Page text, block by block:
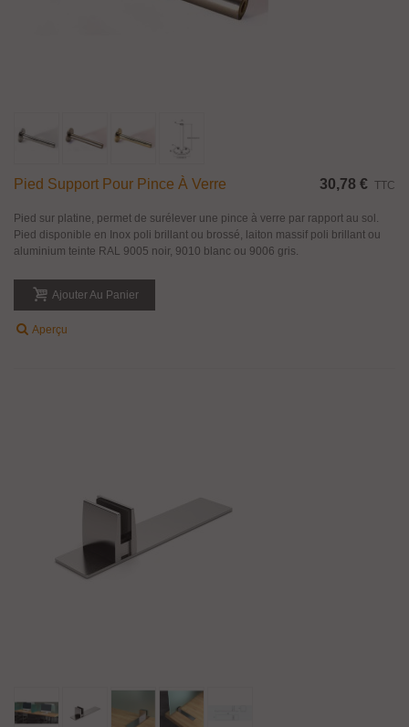
Pied Support Pour Pince À Verre 30,78 € TTC
Pied sur platine, permet de surélever une pince à verre par rapport au sol.
Pied disponible en Inox poli brillant ou brossé, laiton massif poli brillant ou
aluminium teinte RAL 9005 noir, 9010 blanc ou 9006 gris.
Ajouter Au Panier
Aperçu